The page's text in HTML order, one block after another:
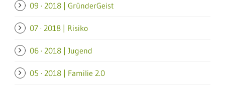
09 · 2018 | GründerGeist
07 · 2018 | Risiko
06 · 2018 | Jugend
05 · 2018 | Familie 2.0